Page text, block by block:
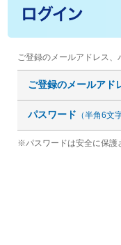
ご登録のメールアドレス、
ご登録のメールアド
パスワード （半角6文
※パスワードは安全に保護